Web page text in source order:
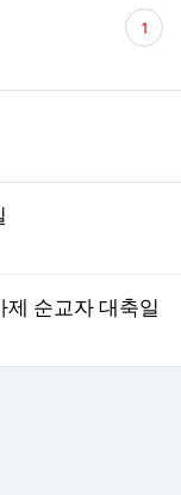
댓
글 1
순교자 대축일